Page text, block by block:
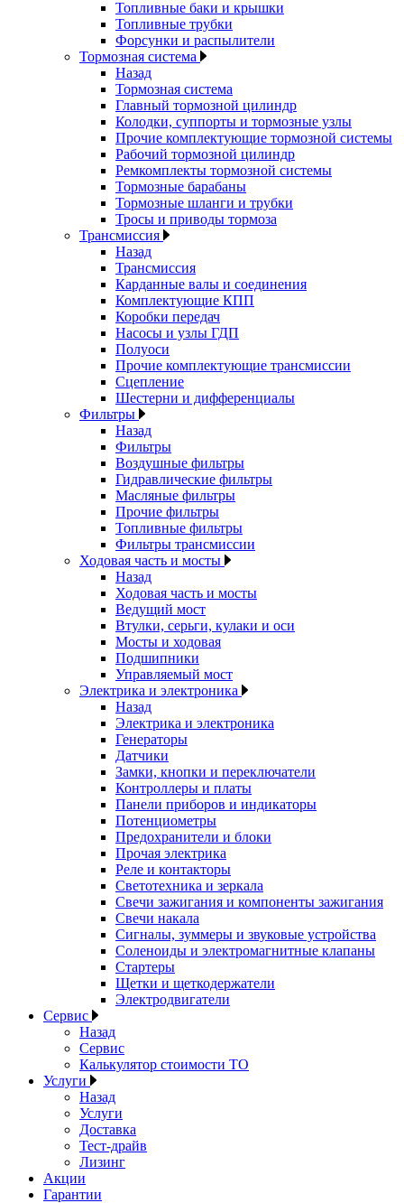
Топливные баки и крышки
Топливные трубки
Форсунки и распылители
Тормозная система
Назад
Тормозная система
Главный тормозной цилиндр
Колодки, суппорты и тормозные узлы
Прочие комплектующие тормозной системы
Рабочий тормозной цилиндр
Ремкомплекты тормозной системы
Тормозные барабаны
Тормозные шланги и трубки
Тросы и приводы тормоза
Трансмиссия
Назад
Трансмиссия
Карданные валы и соединения
Комплектующие КПП
Коробки передач
Насосы и узлы ГДП
Полуоси
Прочие комплектующие трансмиссии
Сцепление
Шестерни и дифференциалы
Фильтры
Назад
Фильтры
Воздушные фильтры
Гидравлические фильтры
Масляные фильтры
Прочие фильтры
Топливные фильтры
Фильтры трансмиссии
Ходовая часть и мосты
Назад
Ходовая часть и мосты
Ведущий мост
Втулки, серьги, кулаки и оси
Мосты и ходовая
Подшипники
Управляемый мост
Электрика и электроника
Назад
Электрика и электроника
Генераторы
Датчики
Замки, кнопки и переключатели
Контроллеры и платы
Панели приборов и индикаторы
Потенциометры
Предохранители и блоки
Прочая электрика
Реле и контакторы
Светотехника и зеркала
Свечи зажигания и компоненты зажигания
Свечи накала
Сигналы, зуммеры и звуковые устройства
Соленоиды и электромагнитные клапаны
Стартеры
Щетки и щеткодержатели
Электродвигатели
Сервис
Назад
Сервис
Калькулятор стоимости ТО
Услуги
Назад
Услуги
Доставка
Тест-драйв
Лизинг
Акции
Гарантии